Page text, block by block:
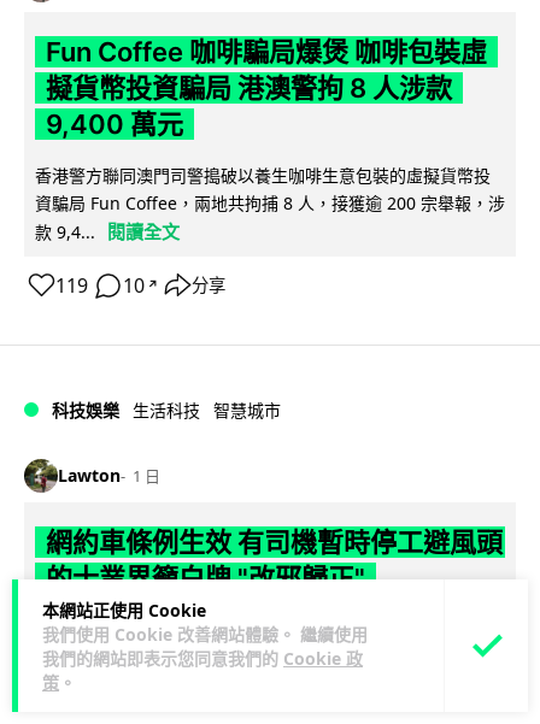
本網站正使用 Cookie
我們使用 Cookie 改善網站體驗。 繼續使用
我們的網站即表示您同意我們的 Cookie 政
策 。
Fun Coffee 咖啡騙局爆煲 咖啡包裝虛
擬貨幣投資騙局 港澳警拘 8 人涉款
9,400 萬元
香港警方聯同澳門司警搗破以養生咖啡生意包裝的虛擬貨幣投
資騙局 Fun Coffee，兩地共拘捕 8 人，接獲逾 200 宗舉報，涉
款 9,4...
閱讀全文
119 10 ↗ 分享
科技娛樂 生活科技 智慧城市
Lawton 1 日
網約車條例生效 有司機暫時停工避風頭
的士業界籲白牌 "改邪歸正"
規管網約車法例大部分條文已於 8 月 3 日生效，的士業界就期
望白牌車司機，能夠「改邪歸正」回流駕駛的士。新例大幅提
高罰則，首次定罪最高罰款...